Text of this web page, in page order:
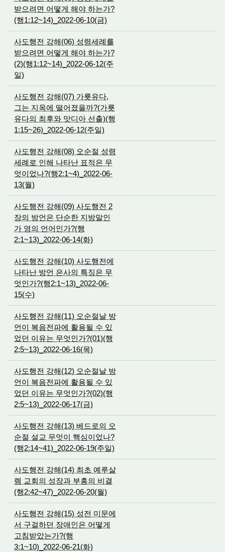
받으려면 어떻게 해야 하는가?
(행1:12~14)_2022-06-10(금)
사도행전 강해(06) 성령세례를
받으려면 어떻게 해야 하는가?
(2)(행1:12~14)_2022-06-12(주
일)
사도행전 강해(07) 가룟유다,
그는 지옥에 떨어졌을까?(가룟
유다의 최후와 맛디아 선출)(행
1:15~26)_2022-06-12(주일)
사도행전 강해(08) 오순절 성령
세례로 인해 나타난 표적은 무
엇이었나?(행2:1~4)_2022-06-
13(월)
사도행전 강해(09) 사도행전 2
장의 방언은 단순한 지방말인
가 영의 언어인가?(행
2:1~13)_2022-06-14(화)
사도행전 강해(10) 사도행전에
나타난 방언 은사의 특징은 무
엇인가?(행2:1~13)_2022-06-
15(수)
사도행전 강해(11) 오순절날 방
언이 복음전파에 활용될 수 있
었던 이유는 무엇인가?(01)(행
2;5~13)_2022-06-16(목)
사도행전 강해(12) 오순절날 방
언이 복음전파에 활용될 수 있
었던 이유는 무엇인가?(02)(행
2:5~13)_2022-06-17(금)
사도행전 강해(13) 베드로의 오
순절 설교 무엇이 핵심이었나?
(행2:14~41)_2022-06-19(주일)
사도행전 강해(14) 최초 예루살
렘 교회의 성장과 부흥의 비결
(행2:42~47)_2022-06-20(월)
사도행전 강해(15) 성전 미문에
서 구걸하던 장애인은 어떻게
고침받았는가?(행
3:1~10)_2022-06-21(화)